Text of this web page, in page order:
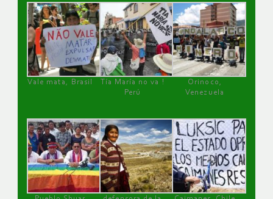
Vale mata, Brasil
Tía María no va !
Perú
Orinoco,
Venezuela